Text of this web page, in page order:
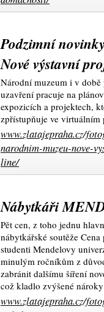
Podzimní
Nové výstavní
Národní muzeum i v
uzavření pracuje na
expozicích a projektech,
zpřístupňuje ve virtuálním
www.zlatajepraha.cz/
narodnim-muzeu-nove-
line/
Nábytkáři
Pět cen, z toho jednu
nábytkářské soutěže
studenti Mendelovy
minulým ročníkům z
zabránit dalšímu šíření
což kladlo zvýšené
www.zlatajepraha.cz/